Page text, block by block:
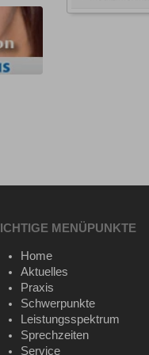
MENÜPUNKTE
Home
Aktuelles
Praxis
Schwerpunkte
Leistungsspektrum
Sprechzeiten
Service